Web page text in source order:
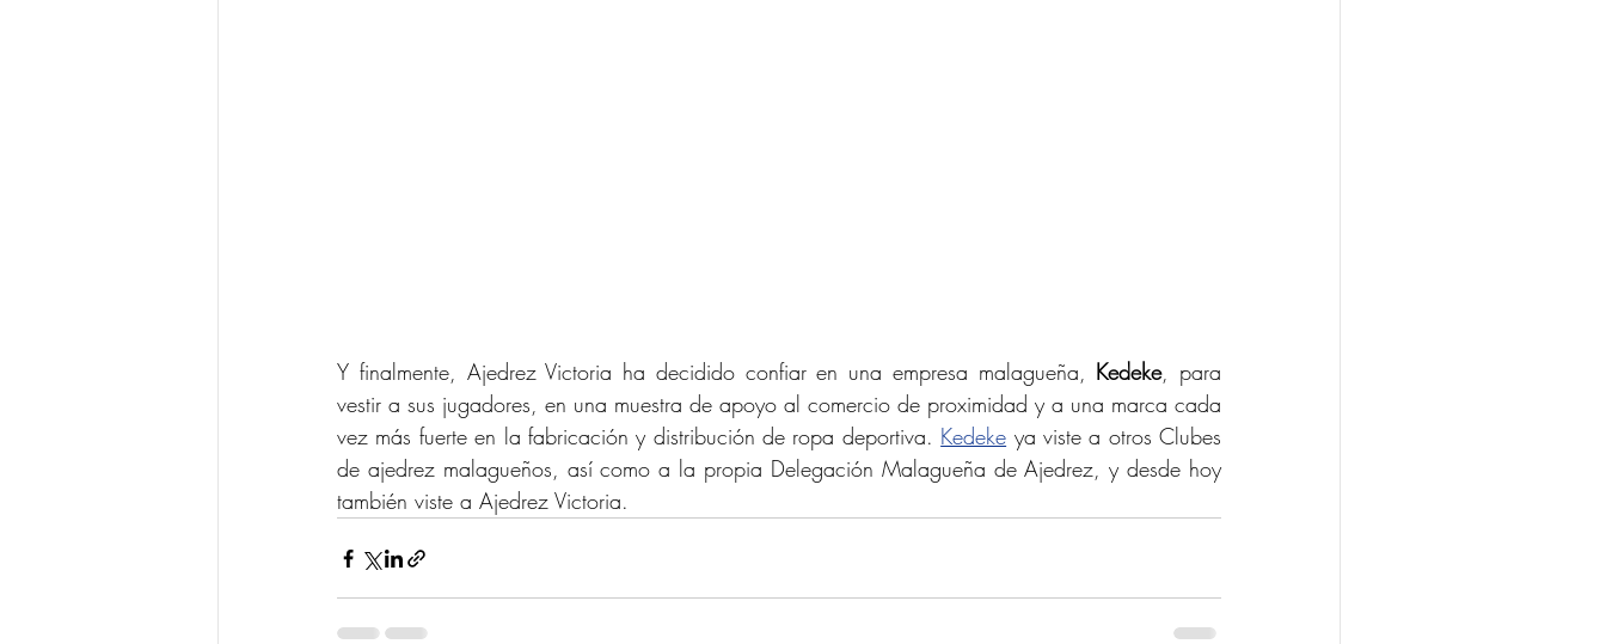
Y finalmente, Ajedrez Victoria ha decidido confiar en una empresa malagueña, Kedeke, para
vestir a sus jugadores, en una muestra de apoyo al comercio de proximidad y a una marca cada
vez más fuerte en la fabricación y distribución de ropa deportiva. Kedeke ya viste a otros Clubes
de ajedrez malagueños, así como a la propia Delegación Malagueña de Ajedrez, y desde hoy
también viste a Ajedrez Victoria.